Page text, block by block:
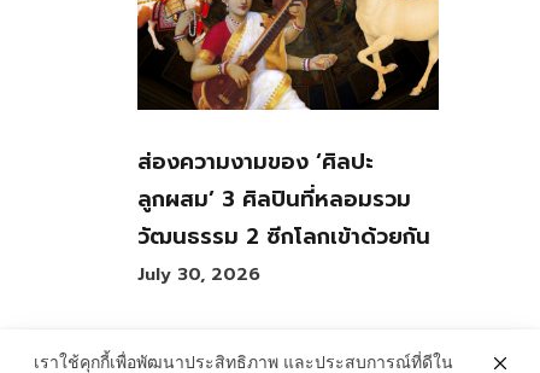
ส่องความงามของ ‘ศิลปะ
ลูกผสม’ 3 ศิลปินที่หลอมรวม
วัฒนธรรม 2 ซีกโลกเข้าด้วยกัน
July 30, 2026
เราใช้คุกกี้เพื่อพัฒนาประสิทธิภาพ และประสบการณ์ที่ดีใน